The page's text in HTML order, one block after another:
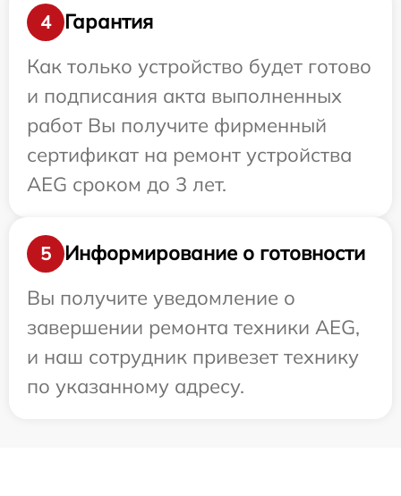
4
Гарантия
Как только устройство будет готово
и подписания акта выполненных
работ Вы получите фирменный
сертификат на ремонт устройства
AEG сроком до 3 лет.
5
Информирование о готовности
Вы получите уведомление о
завершении ремонта техники AEG,
и наш сотрудник привезет технику
по указанному адресу.